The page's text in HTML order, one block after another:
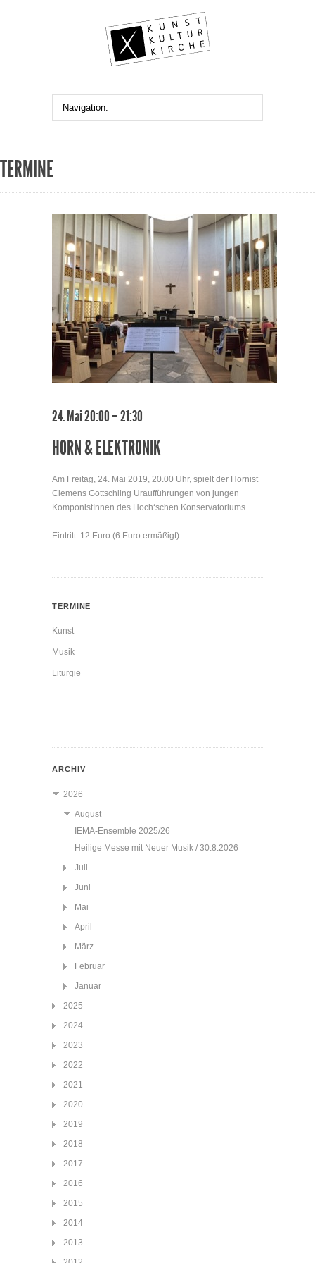
TERMINE
24. Mai 20:00 – 21:30
HORN & ELEKTRONIK
Am Freitag, 24. Mai 2019, 20.00 Uhr, spielt der Hornist
Clemens Gottschling Uraufführungen von jungen
KomponistInnen des Hoch‘schen Konservatoriums
Eintritt: 12 Euro (6 Euro ermäßigt).
TERMINE
Kunst
Musik
Liturgie
ARCHIV
2026
August
IEMA-Ensemble 2025/26
Heilige Messe mit Neuer Musik / 30.8.2026
Juli
Juni
Mai
April
März
Februar
Januar
2025
2024
2023
2022
2021
2020
2019
2018
2017
2016
2015
2014
2013